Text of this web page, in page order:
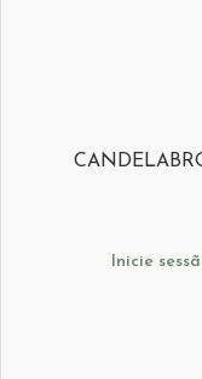
Inicie